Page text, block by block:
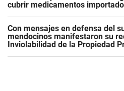
cubrir medicamentos
Con mensajes en defensa del
mendocinos manifestaron su
Inviolabilidad de la Propiedad